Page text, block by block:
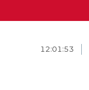
12:01 :54